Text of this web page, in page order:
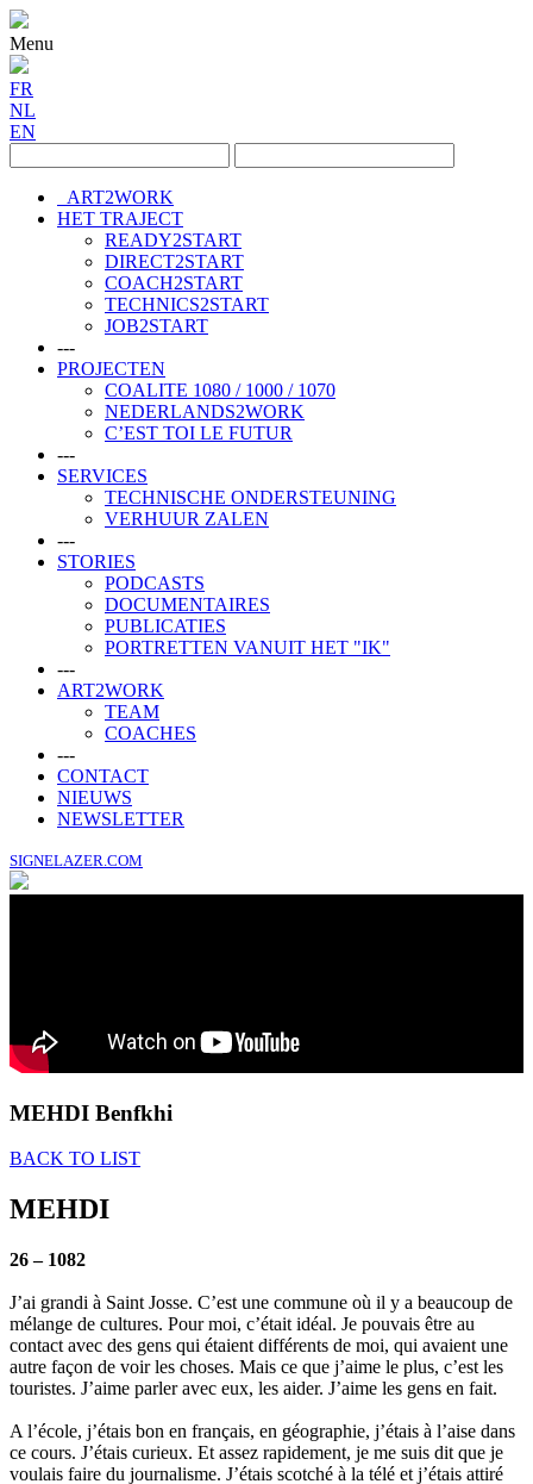
Menu
FR
NL
EN
ART2WORK
HET TRAJECT
READY2START
DIRECT2START
COACH2START
TECHNICS2START
JOB2START
---
PROJECTEN
COALITE 1080 / 1000 / 1070
NEDERLANDS2WORK
C’EST TOI LE FUTUR
---
SERVICES
TECHNISCHE ONDERSTEUNING
VERHUUR ZALEN
---
STORIES
PODCASTS
DOCUMENTAIRES
PUBLICATIES
PORTRETTEN VANUIT HET "IK"
---
ART2WORK
TEAM
COACHES
---
CONTACT
NIEUWS
NEWSLETTER
SIGNELAZER.COM
MEHDI Benfkhi
BACK TO LIST
MEHDI
26 – 1082
J’ai grandi à Saint Josse. C’est une commune où il y a beaucoup de
mélange de cultures. Pour moi, c’était idéal. Je pouvais être au
contact avec des gens qui étaient différents de moi, qui avaient une
autre façon de voir les choses. Mais ce que j’aime le plus, c’est les
touristes. J’aime parler avec eux, les aider. J’aime les gens en fait.
A l’école, j’étais bon en français, en géographie, j’étais à l’aise dans
ce cours. J’étais curieux. Et assez rapidement, je me suis dit que je
voulais faire du journalisme. J’étais scotché à la télé et j’étais attiré